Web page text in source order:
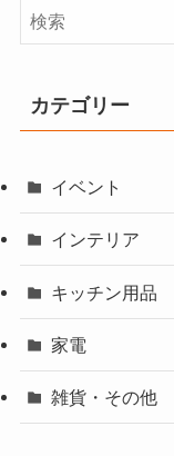
カテゴリー
イベント
インテリア
キッチン用品
家電
雑貨・その他